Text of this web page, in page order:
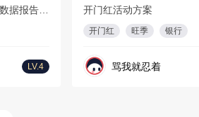
2026年上半年海外短剧及AI剧数据报告-DataEye
LV.4
开门红活动方案
开门红 旺季 银行
骂我就忍着